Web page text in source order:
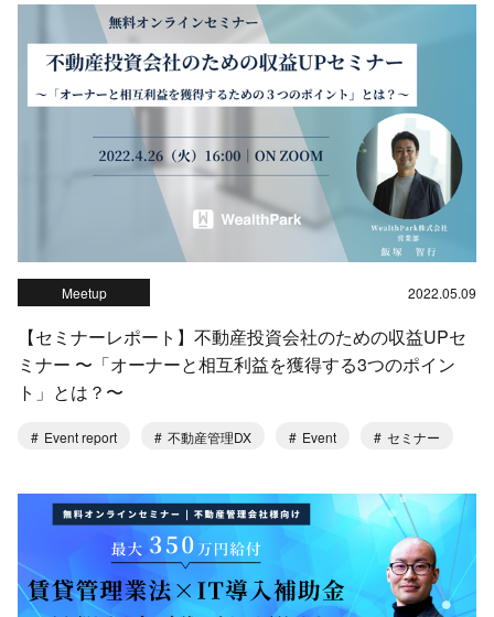
Meetup 2022.05.09
【セミナーレポート】不動産投資会社のための収益UPセ
ミナー 〜「オーナーと相互利益を獲得する3つのポイン
ト」とは？〜
Event report 不動産管理DX Event セミナー